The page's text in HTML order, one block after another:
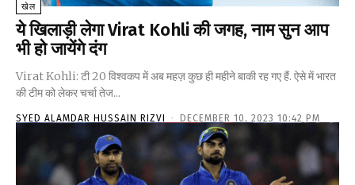
खेल
ये खिलाड़ी लेगा Virat Kohli की जगह, नाम सुन आप
भी हो जायेंगे दंग
Virat Kohli: टी 20 विश्वकप में अब महज़ कुछ ही महीने बाकी रह गए हैं. ऐसे में भारत
की टीम को लेकर चर्चा तेज...
SYED ALAMDAR HUSSAIN RIZVI - DECEMBER 10, 2023 10:42 PM